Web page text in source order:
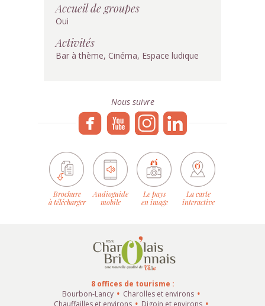
Accueil de groupes
Oui
Activités
Bar à thème, Cinéma, Espace ludique
Nous suivre
Brochure
à télécharger
Audioguide
mobile
Le pays
en image
La carte
interactive
8 offices de tourisme :
Bourbon-Lancy
Charolles et environs
Chauffailles et environs
Digoin et environs